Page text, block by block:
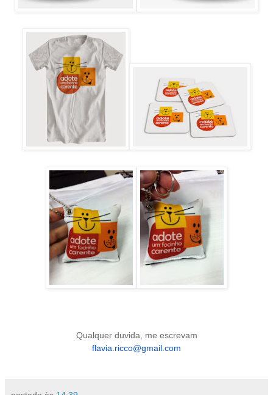
Qualquer duvida, me escrevam
flavia.ricco@gmail.com